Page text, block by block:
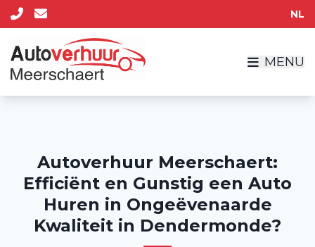
NL
MENU
Autoverhuur Meerschaert:
Efficiënt en Gunstig een Auto
Huren in Ongeëvenaarde
Kwaliteit in Dendermonde?